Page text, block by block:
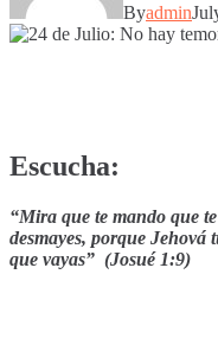
Byadmin
Escucha:
“Mira que te mando que
desmayes, porque
que vayas” (Josué 1:9)